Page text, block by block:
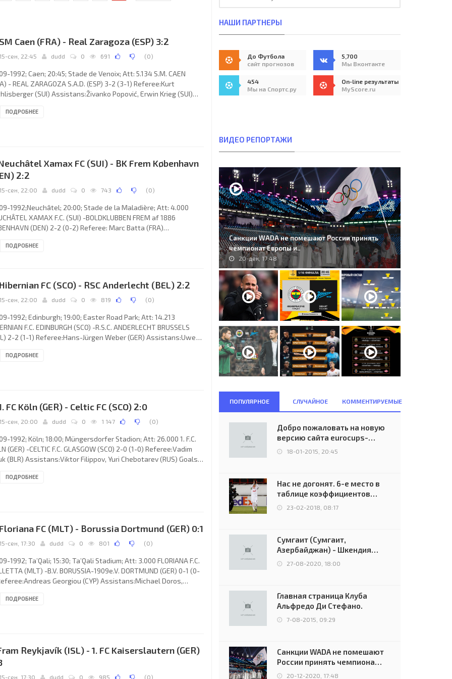
Caen (FRA) - Real Zaragoza (ESP) 3:2
15-сен, 22:45 dudd 0 691 (0)
1992; Caen; 20:45; Stade de Venoix; Att: 5.134 S.M. CAEN
- REAL ZARAGOZA S.A.D. (ESP) 3-2 (3-1) Referee:Kurt
(SUI) Assistans:Živanko Popović, Erwin Krieg (SUI)
SANJUÁN 31; 3-1 Stéphane Paille 37; 3-2 Miguel PARDEZA
ПОДРОБНЕЕ
Xamax FC (SUI) - BK Frem København
2:2
15-сен, 22:00 dudd 0 743 (0)
1992;Neuchâtel; 20:00; Stade de la Maladière; Att: 4.000
XAMAX F.C. (SUI) -BOLDKLUBBEN FREM af 1886
(DEN) 2-2 (0-2) Referee: Marc Batta (FRA)
Mikkelsen 17; 0-2 Stéphane Heychoz 22; 1-2 Beat Sutter 51; 2-2
ПОДРОБНЕЕ
FC (SCO) - RSC Anderlecht (BEL) 2:2
15-сен, 22:00 dudd 0 819 (0)
1992; Edinburgh; 19:00; Easter Road Park; Att: 14.213
F.C. EDINBURGH (SCO) -R.S.C. ANDERLECHT BRUSSELS
2-2 (1-1) Referee:Hans-Jürgen Weber (GER) Assistans:Uwe
Degryse 39 (pen); 1-2 Peter van Vossen 67; 2-2 Pat McGinlay
ПОДРОБНЕЕ
FC Köln (GER) - Celtic FC (SCO) 2:0
15-сен, 20:00 dudd 0 1 147 (0)
1992; Köln; 18:00; Müngersdorfer Stadion; Att: 26.000 1. F.C.
(GER) -CELTIC F.C. GLASGOW (SCO) 2-0 (1-0) Referee:Vadim
(BLR) Assistans:Viktor Filippov, Yuri Chebotarev (RUS) Goals:
Berger): Bodo Illgner, Jann Jensen, Alfons Higl, Karsten
ПОДРОБНЕЕ
FC (MLT) - Borussia Dortmund (GER) 0:1
15-сен, 17:30 dudd 0 801 (0)
1992; Ta’Qali; 15:30; Ta’Qali Stadium; Att: 3.000 FLORIANA F.C.
(MLT) -B.V. BORUSSIA-1909e.V. DORTMUND (GER) 0-1 (0-
Georgiou (CYP) Assistans:Michael Doros,
FLORIANA F.C. (coach: Mario Borg): David Cluett, John Buttigieg,
ПОДРОБНЕЕ
Reykjavík (ISL) - 1. FC Kaiserslautern (GER)
15-сен, 17:30 dudd 0 985 (0)
НАШИ ПАРТНЕРЫ
До Футбола
сайт прогнозов
5,700
Мы Вконтакте
454
Мы на Спортс.ру
On-line результаты
MyScore.ru
ВИДЕО РЕПОРТАЖИ
Санкции WADA не помешают России принять
чемпионат Европы и..
20-дек, 17:48
ПОПУЛЯРНОЕ СЛУЧАЙНОЕ КОММЕНТИРУЕМЫЕ
Добро пожаловать на новую
версию сайта eurocups-
uefa.ru
18-01-2015, 20:45
Нас не догонят. 6-е место в
таблице коэффициентов
УЕФА остаётся за Россией
23-02-2018, 08:17
Сумгаит (Сумгаит,
Азербайджан) - Шкендия
(Тетово, Северная
Македония) - 0:2 (0:0)
27-08-2020, 18:00
Главная страница Клуба
Альфредо Ди Стефано.
7-08-2015, 09:29
Санкции WADA не помешают
России принять чемпионат
Европы и финал Лиги
20-12-2020, 17:48